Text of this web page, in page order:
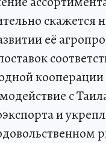
скажется
её
с
и